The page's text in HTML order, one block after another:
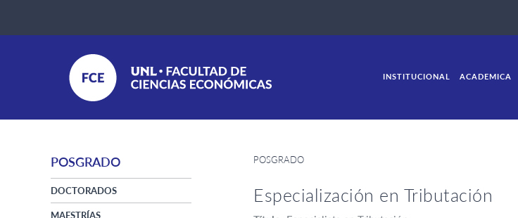
INSTITUCIONAL ACADEMICA
POSGRADO
DOCTORADOS
MAESTRÍAS
POSGRADO
Especialización en Tributación